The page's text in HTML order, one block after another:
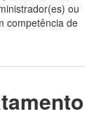
ou
competência de